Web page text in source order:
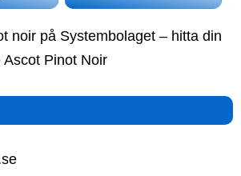
noir på Systembolaget – hitta din
Pinot Noir